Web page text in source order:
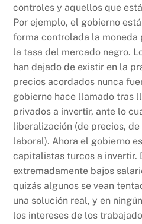
controles y aquellos que
Por ejemplo, el gobierno
forma controlada la moneda
la tasa del mercado negro.
han dejado de existir en la
precios acordados nunca
gobierno hace llamado tras
privados a invertir, ante lo
liberalización (de precios,
laboral). Ahora el gobierno
capitalistas turcos a invertir.
extremadamente bajos
quizás algunos se vean
una solución real, y en
los intereses de los